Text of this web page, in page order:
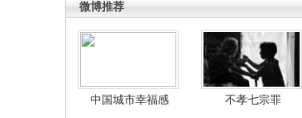
微博推荐
中国城市幸福感
不孝七宗罪